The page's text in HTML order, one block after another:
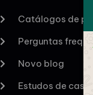
Catálogos de
Perguntas
Novo blog
Estudos de caso